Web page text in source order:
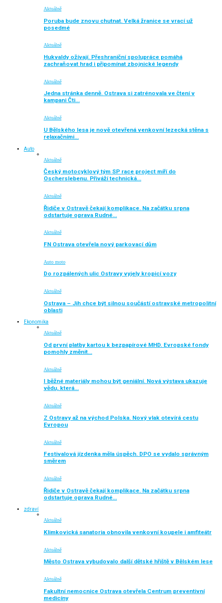
Aktuálně
Poruba bude znovu chutnat. Velká žranice se vrací už
posedmé
Aktuálně
Hukvaldy ožívají. Přeshraniční spolupráce pomáhá
zachraňovat hrad i připomínat zbojnické legendy
Aktuálně
Jedna stránka denně. Ostrava si zatrénovala ve čtení v
kampani Čti…
Aktuálně
U Bělského lesa je nově otevřená venkovní lezecká stěna s
relaxačními…
Auto
Aktuálně
Český motocyklový tým SP race project míří do
Oscherslebenu. Přiváží technická…
Aktuálně
Řidiče v Ostravě čekají komplikace. Na začátku srpna
odstartuje oprava Rudné…
Aktuálně
FN Ostrava otevřela nový parkovací dům
Auto moto
Do rozpálených ulic Ostravy vyjely kropicí vozy
Aktuálně
Ostrava – Jih chce být silnou součástí ostravské metropolitní
oblasti
Ekonomika
Aktuálně
Od první platby kartou k bezpapírové MHD. Evropské fondy
pomohly změnit…
Aktuálně
I běžné materiály mohou být geniální. Nová výstava ukazuje
vědu, která…
Aktuálně
Z Ostravy až na východ Polska. Nový vlak otevírá cestu
Evropou
Aktuálně
Festivalová jízdenka měla úspěch. DPO se vydalo správným
směrem
Aktuálně
Řidiče v Ostravě čekají komplikace. Na začátku srpna
odstartuje oprava Rudné…
zdraví
Aktuálně
Klimkovická sanatoria obnovila venkovní koupele i amfiteátr
Aktuálně
Město Ostrava vybudovalo další dětské hřiště v Bělském lese
Aktuálně
Fakultní nemocnice Ostrava otevřela Centrum preventivní
medicíny